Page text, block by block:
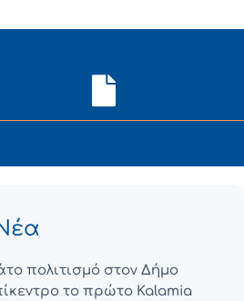
πολιτισμό στον Δήμο
το πρώτο Kalamia